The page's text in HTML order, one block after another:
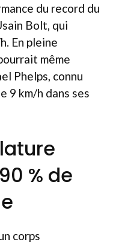
du record du
Bolt, qui
En pleine
même
Phelps, connu
9 km/h dans ses
% de
corps